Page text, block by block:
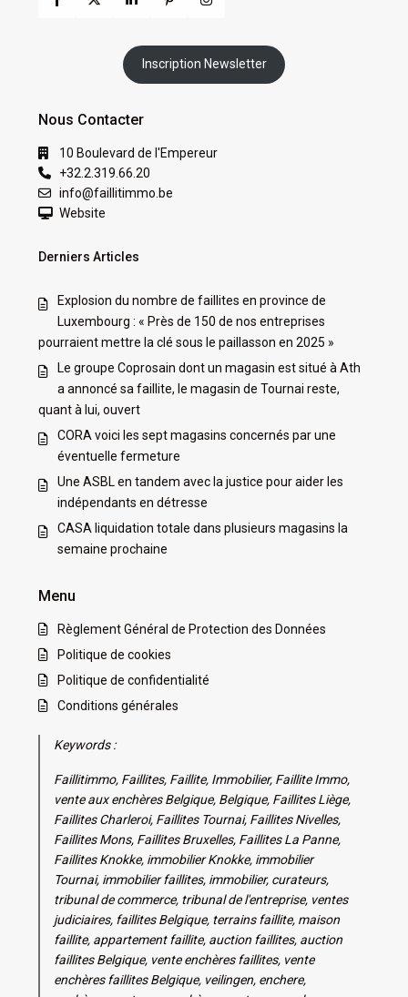
Inscription Newsletter
Nous Contacter
10 Boulevard de l'Empereur
+32.2.319.66.20
info@faillitimmo.be
Website
Derniers Articles
Explosion du nombre de faillites en province de
Luxembourg : « Près de 150 de nos entreprises
pourraient mettre la clé sous le paillasson en 2025 »
Le groupe Coprosain dont un magasin est situé à Ath
a annoncé sa faillite, le magasin de Tournai reste,
quant à lui, ouvert
CORA voici les sept magasins concernés par une
éventuelle fermeture
Une ASBL en tandem avec la justice pour aider les
indépendants en détresse
CASA liquidation totale dans plusieurs magasins la
semaine prochaine
Menu
Règlement Général de Protection des Données
Politique de cookies
Politique de confidentialité
Conditions générales
Keywords :
Faillitimmo, Faillites, Faillite, Immobilier, Faillite Immo,
vente aux enchères Belgique, Belgique, Faillites Liège,
Faillites Charleroi, Faillites Tournai, Faillites Nivelles,
Faillites Mons, Faillites Bruxelles, Faillites La Panne,
Faillites Knokke, immobilier Knokke, immobilier
Tournai, immobilier faillites, immobilier, curateurs,
tribunal de commerce, tribunal de l'entreprise, ventes
judiciaires, faillites Belgique, terrains faillite, maison
faillite, appartement faillite, auction faillites, auction
faillites Belgique, vente enchères faillites, vente
enchères faillites Belgique, veilingen, enchere,